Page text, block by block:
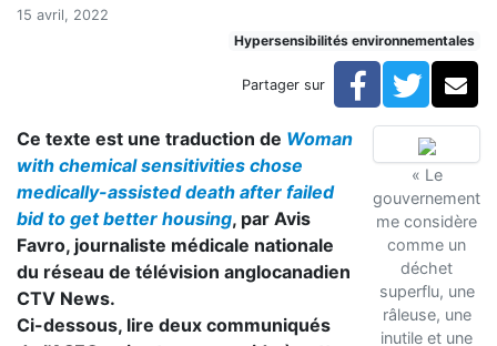
Accueil
Une hypersensible obtient l'aide médicale à mourir
Une hypersensible obtient
15 avril, 2022
Hypersensibilités environnementales
Partager sur Facebook
« Le
gouvernement
me considère
comme un
déchet
superflu, une
râleuse, une
inutile et une
Ce texte est une traduction de Woman
with chemical sensitivities chose
medically-assisted death after failed
bid to get better housing, par Avis
Favro, journaliste médicale nationale
du réseau de télévision anglocanadien
CTV News.
Ci-dessous, lire deux communiqués